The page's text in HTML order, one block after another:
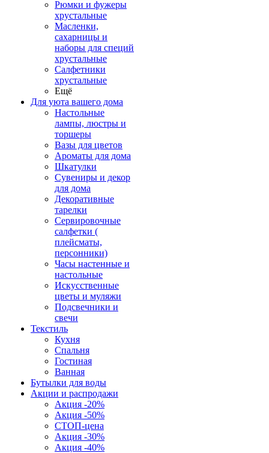
Рюмки и фужеры
хрустальные
Масленки,
сахарницы и
наборы для специй
хрустальные
Салфетники
хрустальные
Ещё
Для уюта вашего дома
Настольные
лампы, люстры и
торшеры
Вазы для цветов
Ароматы для дома
Шкатулки
Сувениры и декор
для дома
Декоративные
тарелки
Сервировочные
салфетки (
плейсматы,
персонники)
Часы настенные и
настольные
Искусственные
цветы и муляжи
Подсвечники и
свечи
Текстиль
Кухня
Спальня
Гостиная
Ванная
Бутылки для воды
Акции и распродажи
Акция -20%
Акция -50%
СТОП-цена
Акция -30%
Акция -40%